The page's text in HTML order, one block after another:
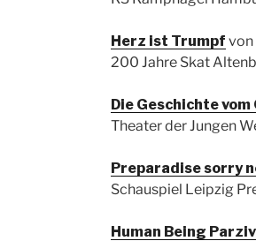
Herz ist Trumpf von
200 Jahre Skat
Die Geschichte vom
Theater der Jungen
Preparadise sorry
Schauspiel Leipzig
Human Being